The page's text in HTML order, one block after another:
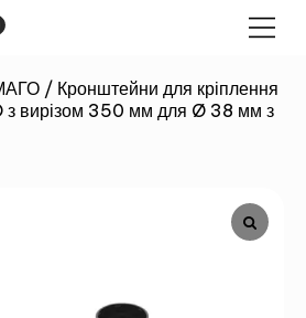
/ Кронштейни для кріплення
з вирізом 350 мм для Ø 38 мм з